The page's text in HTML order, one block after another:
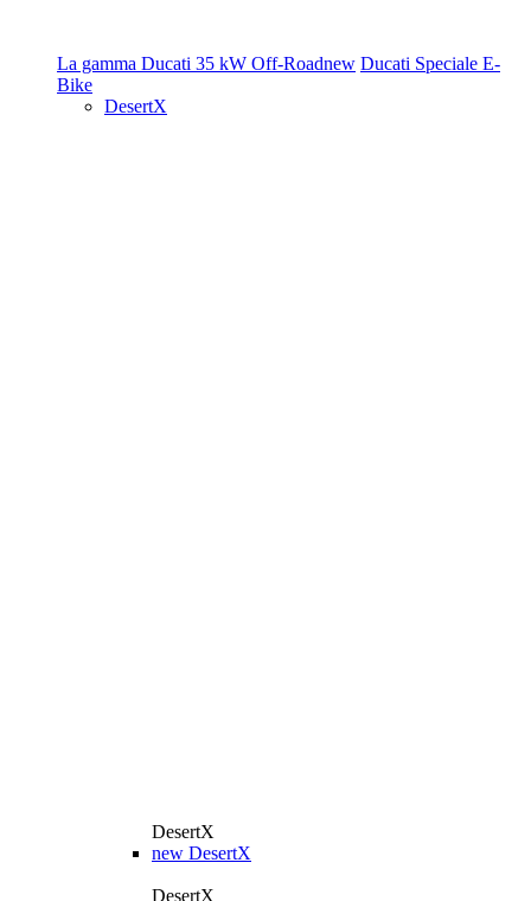
La gamma Ducati 35 kW Off-Roadnew Ducati Speciale E-
Bike
DesertX
DesertX
new DesertX
DesertX